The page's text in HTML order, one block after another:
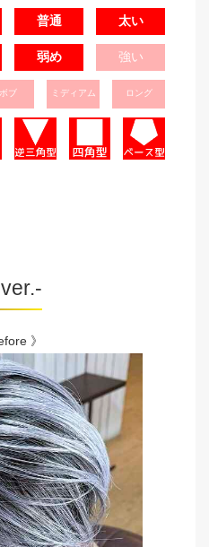
普通 太い
弱め 強い
ボブ ミディアム ロング
》